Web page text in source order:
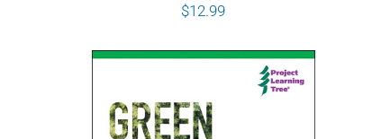
$12.99